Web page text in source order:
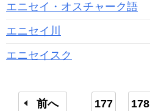
エニセイ・オスチャーク語
エニセイ川
エニセイスク
前へ 177 178